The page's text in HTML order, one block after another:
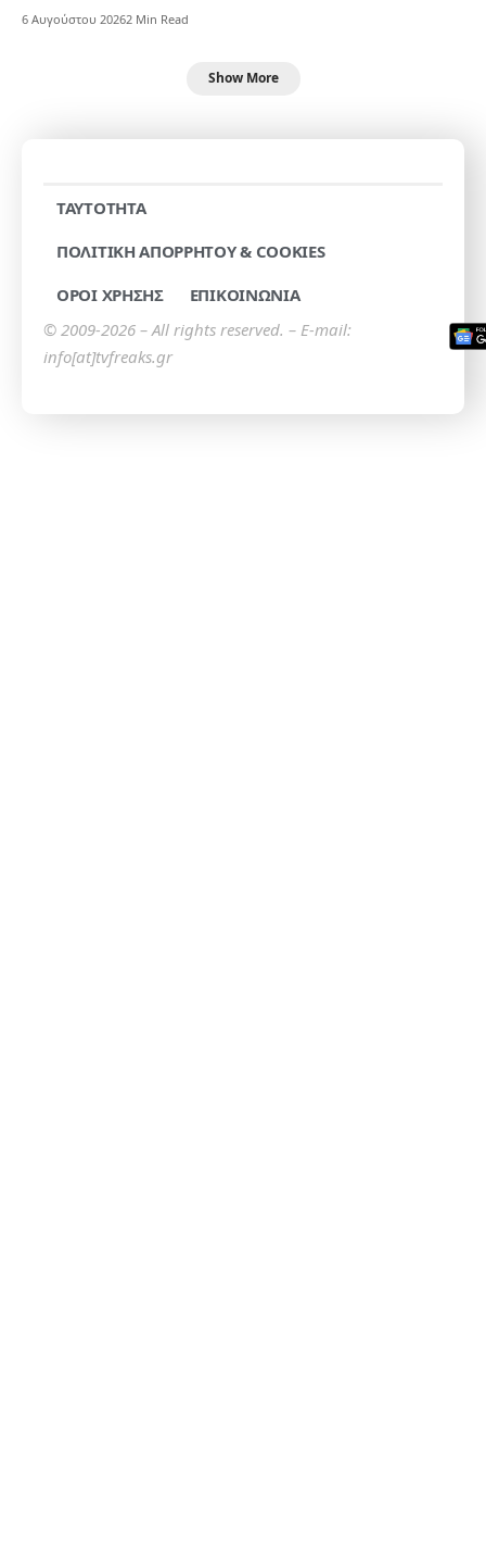
6 Αυγούστου 20262 Min Read
Show More
TAYTOTHTA
ΠΟΛΙΤΙΚΗ ΑΠΟΡΡΗΤΟΥ & COOKIES
ΟΡΟΙ ΧΡΗΣΗΣ
ΕΠΙΚΟΙΝΩΝΙΑ
© 2009-2026 – All rights reserved. – E-mail:
info[at]tvfreaks.gr